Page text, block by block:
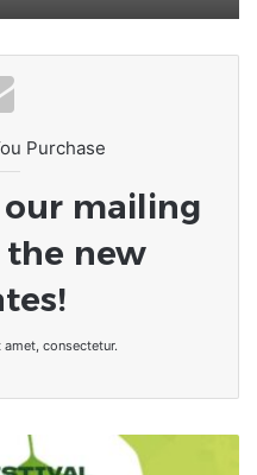
d’un
pour
Purchase
mailing
new
consectetur.